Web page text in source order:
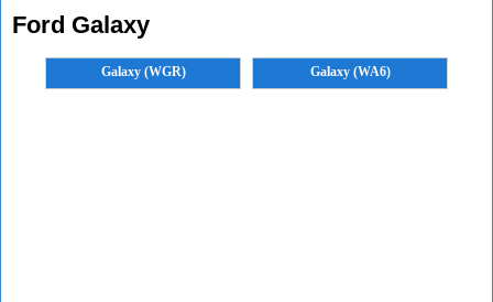
Ford Galaxy
Galaxy (WGR) Galaxy (WA6)